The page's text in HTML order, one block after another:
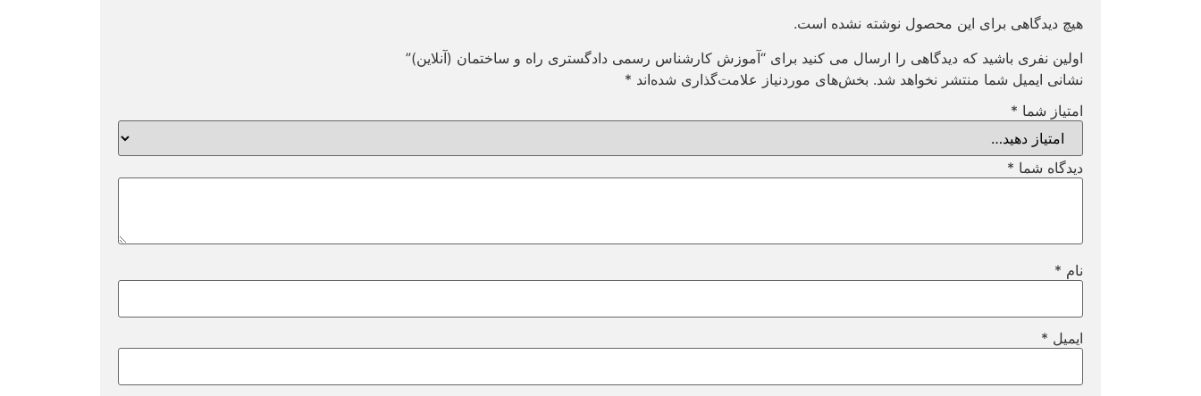
هیچ دیدگاهی برای این محصول نوشته نشده است.
اولین نفری باشید که دیدگاهی را ارسال می کنید برای “آموزش کارشناس رسمی دادگستری راه و ساختمان (آنلاین)”
نشانی ایمیل شما منتشر نخواهد شد. بخش‌های موردنیاز علامت‌گذاری شده‌اند *
امتیاز شما *
دیدگاه شما *
نام *
ایمیل *